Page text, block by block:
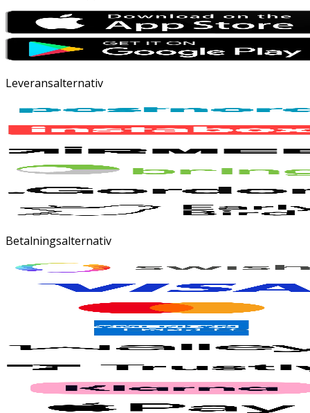
Leveransalternativ
Betalningsalternativ